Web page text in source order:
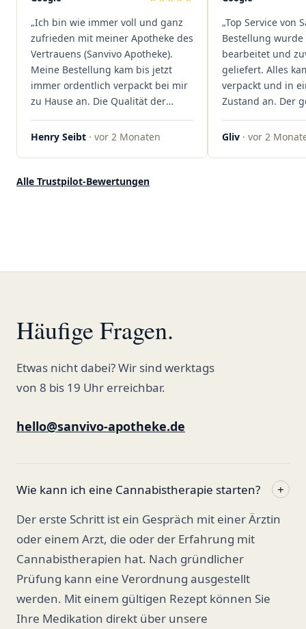
Kundenzufriedenheit an erster
Stelle stehen. Vielen Dank an das
Team von Sanvivo – ich bin
rundum begeistert!"
„Ich bin wie immer voll und ganz
zufrieden mit meiner Apotheke des
Vertrauens (Sanvivo Apotheke).
Meine Bestellung kam bis jetzt
immer ordentlich verpackt bei mir
zu Hause an. Die Qualität der
Blüten ist auch immer auf einem
hohen Niveau, die Auswahl ist
ordentlich gelagert, ich hatte nur
Henry Seibt · vor 2 Monaten
„Top Service von
Bestellung wurde
bearbeitet und
geliefert. Alles
verpackt und in
Zustand an. Der
war
professionell.
Gliv · vor 2
Alle Trustpilot-Bewertungen
Häufige Fragen.
Etwas nicht dabei? Wir sind werktags
von 8 bis 19 Uhr erreichbar.
hello@sanvivo-apotheke.de
Wie kann ich eine Cannabistherapie starten?
+
Der erste Schritt ist ein Gespräch mit einer Ärztin
oder einem Arzt, die oder der Erfahrung mit
Cannabistherapien hat. Nach gründlicher
Prüfung kann eine Verordnung ausgestellt
werden. Mit einem gültigen Rezept können Sie
Ihre Medikation direkt über unsere